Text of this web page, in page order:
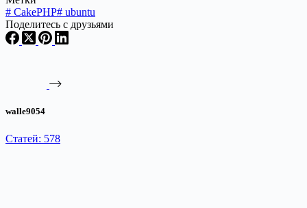
# CakePHP# ubuntu
Поделитесь с друзьями
walle9054
Статей: 578